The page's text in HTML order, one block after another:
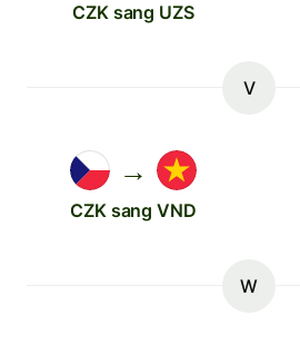
CZK sang UZS
V
→
CZK sang VND
W